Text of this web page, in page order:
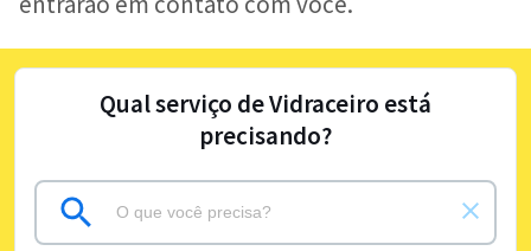
Qual serviço de Vidraceiro está
precisando?